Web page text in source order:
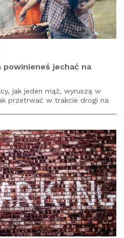
jechać na
jak jeden mąż, wyruszą w
przetrwać w trakcie drogi na